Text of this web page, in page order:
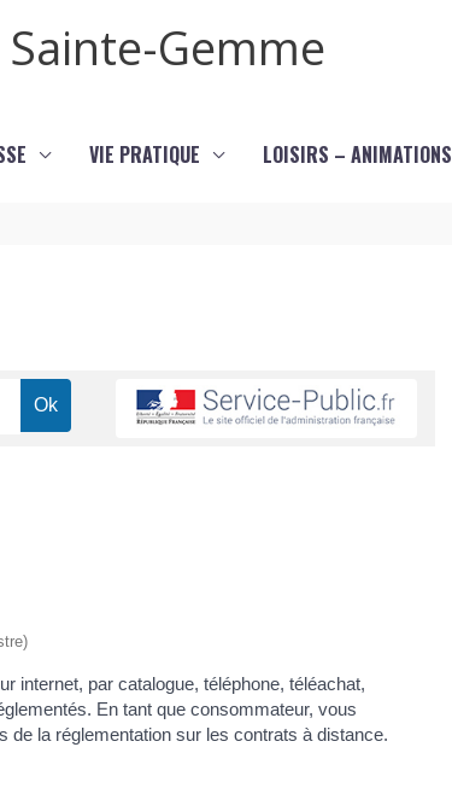
Sainte-Gemme
VIE PRATIQUE LOISIRS – ANIMATIONS
internet, par catalogue, téléphone, téléachat,
En tant que consommateur, vous
la réglementation sur les contrats à distance.